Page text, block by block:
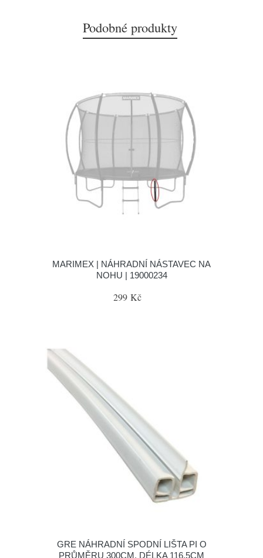
Podobné produkty
MARIMEX | NÁHRADNÍ NÁSTAVEC NA
NOHU | 19000234
299 Kč
GRE NÁHRADNÍ SPODNÍ LIŠTA PI O
PRŮMĚRU 300CM, DÉLKA 116,5CM